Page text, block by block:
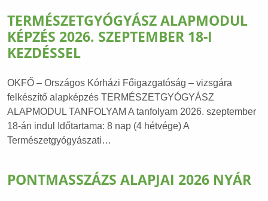
TERMÉSZETGYÓGYÁSZ ALAPMODUL
KÉPZÉS 2026. SZEPTEMBER 18-I
KEZDÉSSEL
OKFŐ – Országos Kórházi Főigazgatóság – vizsgára
felkészítő alapképzés TERMÉSZETGYÓGYÁSZ
ALAPMODUL TANFOLYAM A tanfolyam 2026. szeptember
18-án indul Időtartama: 8 nap (4 hétvége) A
Természetgyógyászati…
PONTMASSZÁZS ALAPJAI 2026 NYÁR